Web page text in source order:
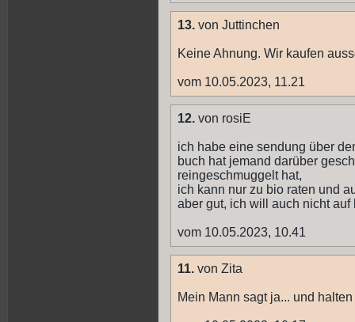
13. von Juttinchen
Keine Ahnung. Wir kaufen
vom 10.05.2023, 11.21
12. von rosiE
ich habe eine sendung über
buch hat jemand darüber
reingeschmuggelt hat,
ich kann nur zu bio raten und
aber gut, ich will auch nicht
vom 10.05.2023, 10.41
11. von Zita
Mein Mann sagt ja... und